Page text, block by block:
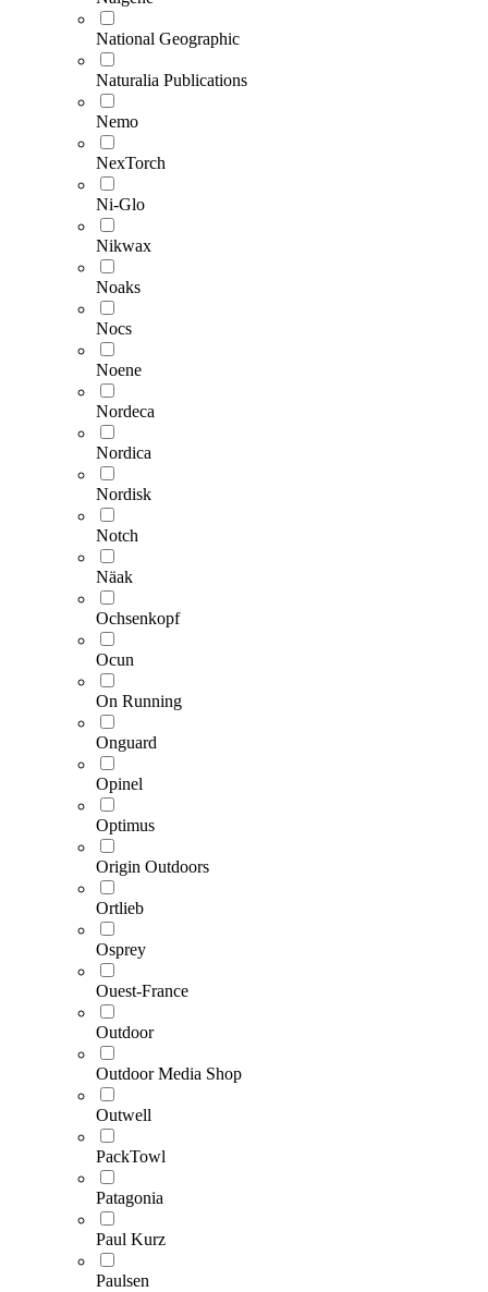
National Geographic
Naturalia Publications
Nemo
NexTorch
Ni-Glo
Nikwax
Noaks
Nocs
Noene
Nordeca
Nordica
Nordisk
Notch
Näak
Ochsenkopf
Ocun
On Running
Onguard
Opinel
Optimus
Origin Outdoors
Ortlieb
Osprey
Ouest-France
Outdoor
Outdoor Media Shop
Outwell
PackTowl
Patagonia
Paul Kurz
Paulsen